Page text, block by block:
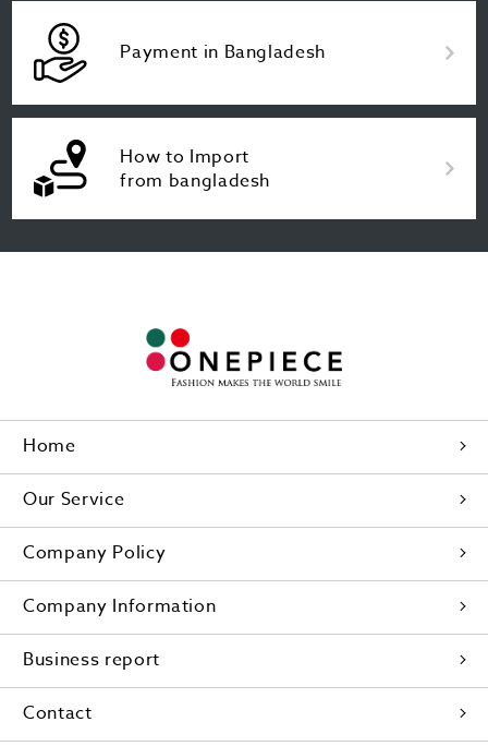
Payment in Bangladesh
How to Import
from bangladesh
Home
Our Service
Company Policy
Company Information
Business report
Contact